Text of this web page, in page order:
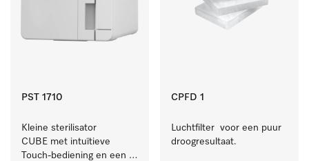
PST 1710
Kleine sterilisator
CUBE met intuïtieve
Touch-bediening en een
CPFD 1
Luchtfilter  voor een puur
droogresultaat.